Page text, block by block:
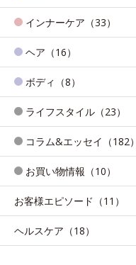
インナーケア（33）
ヘア（16）
ボディ（8）
ライフスタイル（23）
コラム&エッセイ（182）
お買い物情報（10）
お客様エピソード（11）
ヘルスケア（18）